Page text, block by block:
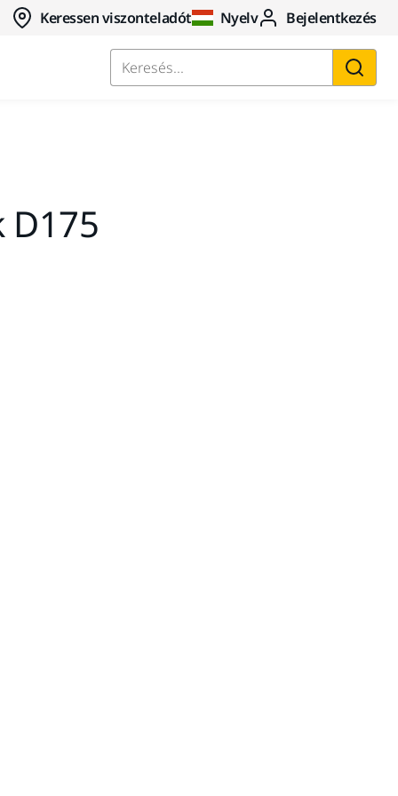
Keressen viszonteladót Nyelv Bejelentkezés
Keresés...
D175